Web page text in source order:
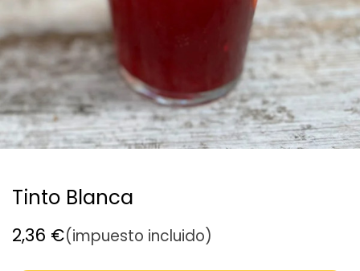
Tinto Blanca
2,36 €(impuesto incluido)